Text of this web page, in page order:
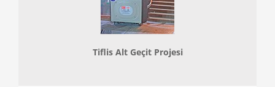
Tiflis Alt Geçit Projesi